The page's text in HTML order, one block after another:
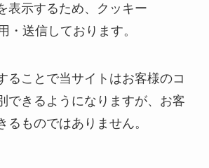
表示するため、クッキー
・送信しております。
ることで当サイトはお客様のコ
できるようになりますが、お客
るものではありません。